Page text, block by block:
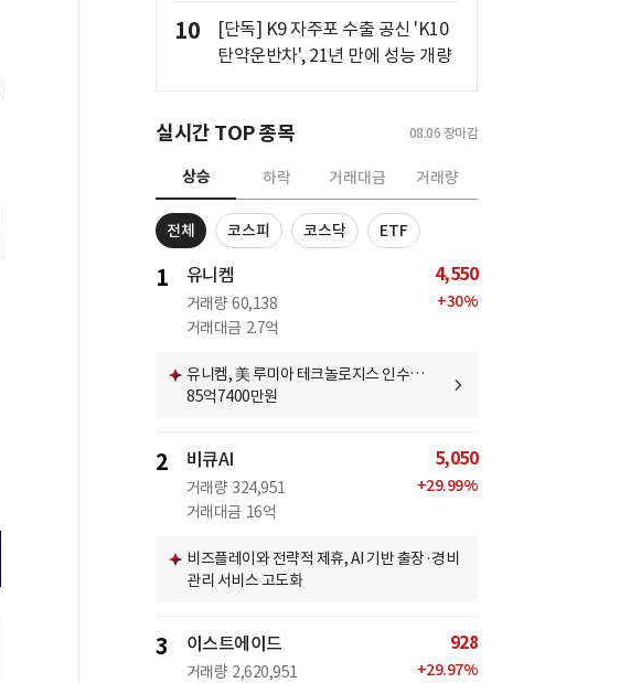
10
[단독] K9 자주포 수출 공신 'K10
탄약운반차', 21년 만에 성능 개량
실시간 TOP 종목 08.06 장마감
상승 하락 거래대금 거래량
전체 코스피 코스닥 ETF
1 유니켐
거래량 60,138
거래대금 2.7억
4,550
+30%
유니켐, 美 루미아 테크놀로지스 인수…
85억7400만원
2 비큐AI
거래량 324,951
거래대금 16억
5,050
+29.99%
비즈플레이와 전략적 제휴, AI 기반 출장·경비
관리 서비스 고도화
3 이스트에이드
거래량 2,620,951
928
+29.97%